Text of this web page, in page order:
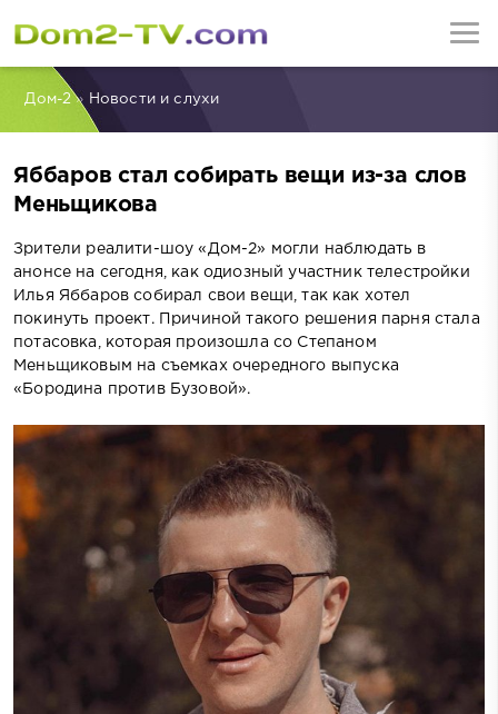
Дом-2» Новости и слухи
Яббаров стал собирать вещи из-за слов
Меньщикова
Зрители реалити-шоу «Дом-2» могли наблюдать в
анонсе на сегодня, как одиозный участник телестройки
Илья Яббаров собирал свои вещи, так как хотел
покинуть проект. Причиной такого решения парня стала
потасовка, которая произошла со Степаном
Меньщиковым на съемках очередного выпуска
«Бородина против Бузовой».